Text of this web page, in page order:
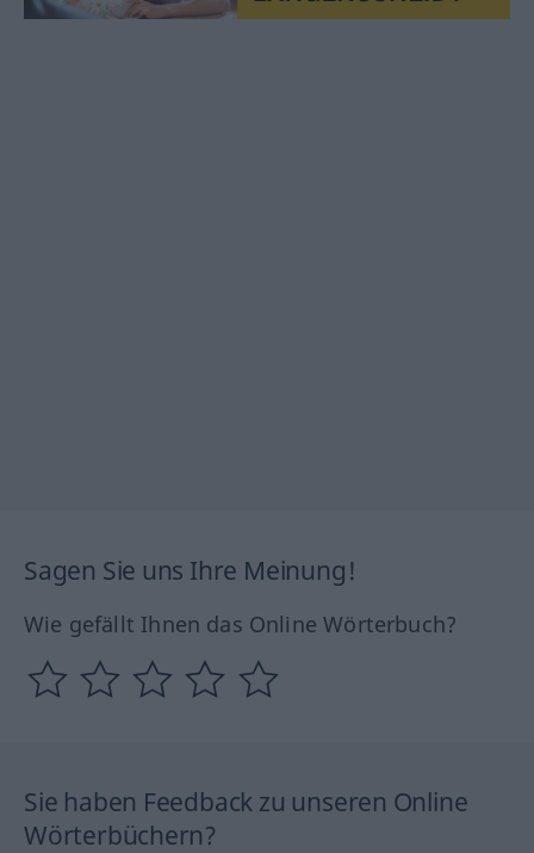
Sagen Sie uns Ihre Meinung!
Wie gefällt Ihnen das Online Wörterbuch?
Sie haben Feedback zu unseren Online
Wörterbüchern?